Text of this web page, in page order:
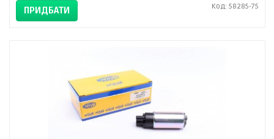
ПРИДБАТИ Код: 58285-75